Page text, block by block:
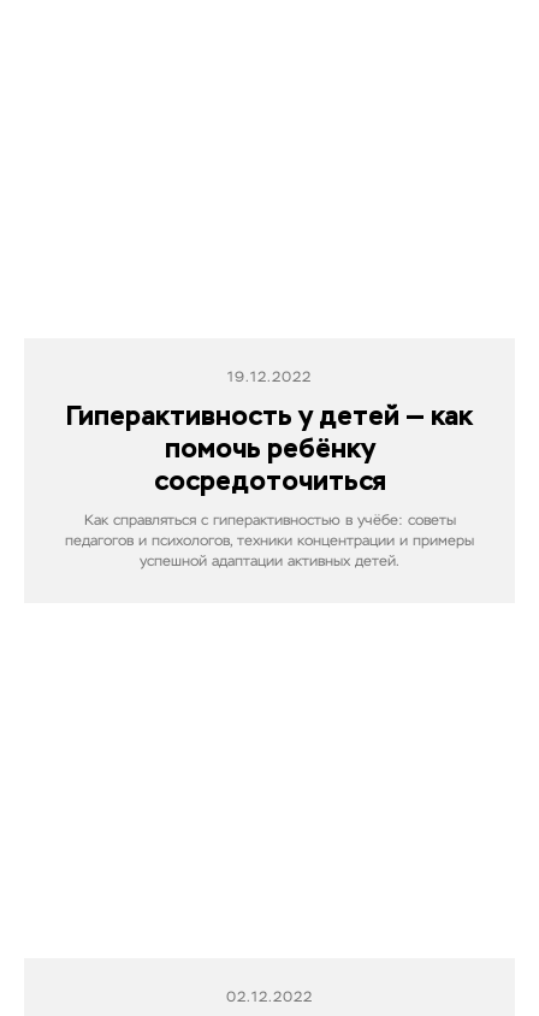
19.12.2022
Гиперактивность у детей — как
помочь ребёнку
сосредоточиться
Как справляться с гиперактивностью в учёбе: советы
педагогов и психологов, техники концентрации и примеры
успешной адаптации активных детей.
02.12.2022